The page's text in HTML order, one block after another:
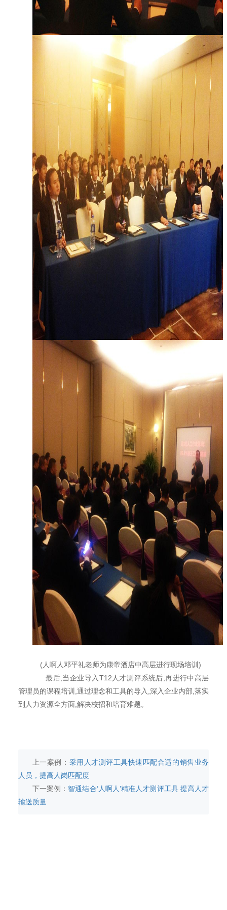
(人啊人邓平礼老师为康帝酒店中高层进行现场培训)
最后,当企业导入T12人才测评系统后,再进行中高层
管理员的课程培训,通过理念和工具的导入,深入企业内部,落实
到人力资源全方面,解决校招和培育难题。
上一案例： 采用人才测评工具快速匹配合适的销售业务
人员，提高人岗匹配度
下一案例： 智通结合‘人啊人’精准人才测评工具 提高人才
输送质量